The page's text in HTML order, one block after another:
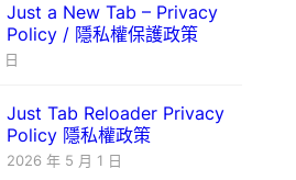
Just a New Tab – Privacy
Policy / 隱私權保護政策
Just Tab Reloader Privacy
Policy 隱私權政策
2026 年 5 月 1 日